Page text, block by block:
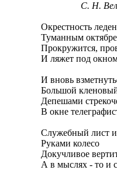
С. Н.
Окрестность
Туманным
Прокружится,
И ляжет под
И вновь
Большой
Депешами
В окне
Служебный лист
Руками колесо
Докучливое
А в мыслях - то и